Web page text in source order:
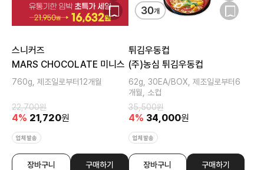
스니커즈
MARS CHOCOLATE 미니스
760g, 제조일로부터12개월
22,700원
4% 21,720원
업체발송
장바구니 구매하기
튀김우동컵
(주)농심 튀김우동컵
62g, 30EA/BOX, 제조일로부터6
개월, 소컵
35,500원
4% 34,000원
업체발송
장바구니 구매하기